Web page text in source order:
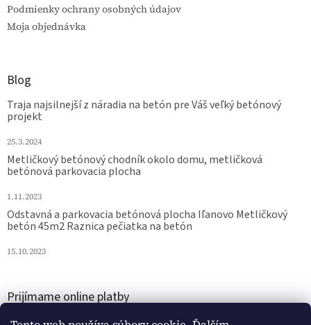
Podmienky ochrany osobných údajov
Moja objednávka
Blog
Traja najsilnejší z náradia na betón pre Váš veľký betónový
projekt
25.3.2024
Metličkový betónový chodník okolo domu, metličková
betónová parkovacia plocha
1.11.2023
Odstavná a parkovacia betónová plocha Iľanovo Metličkový
betón 45m2 Raznica pečiatka na betón
15.10.2023
Prijímame online platby